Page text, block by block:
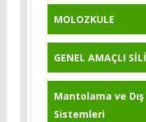
KB-Flex 200
Polysil TG 500 -
Yıldırım Tozu 5
KB-Pur 215 -
KB-Pur 751
KB-Pur 570
MOLOZKULE
GENEL AMAÇLI
Mantolama ve Dış
Sistemleri